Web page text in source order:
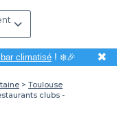
climatisé! ❄️🎉 ✖
Toulouse
clubs -